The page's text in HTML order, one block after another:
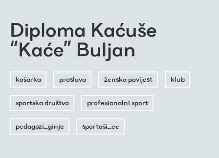
Diploma Kaćuše
“Kaće” Buljan
košarka proslava ženska povijest klub
sportska društva profesionalni sport
pedagozi_ginje sportaši_ce